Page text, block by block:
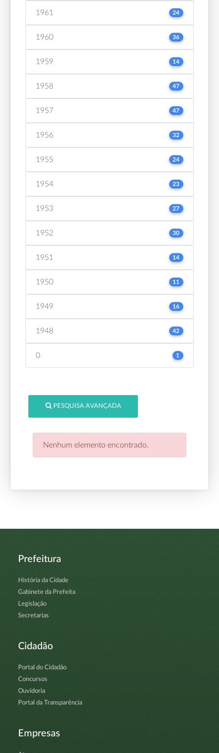
1961 24
1960 36
1959 14
1958 47
1957 47
1956 32
1955 24
1954 23
1953 27
1952 30
1951 14
1950 11
1949 16
1948 42
0 1
PESQUISA AVANÇADA
Nenhum elemento encontrado.
Prefeitura
História da Cidade
Gabinete da Prefeita
Legislação
Secretarias
Cidadão
Portal do Cidadão
Concursos
Ouvidoria
Portal da Transparência
Empresas